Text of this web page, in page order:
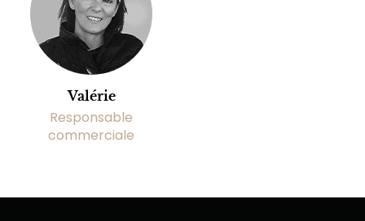
Valérie
Responsable
commerciale